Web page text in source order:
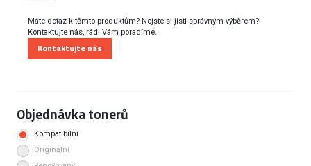
Máte dotaz k těmto produktům? Nejste si jisti správným výběrem?
Kontaktujte nás, rádi Vám poradíme.
Kontaktujte nás
Objednávka tonerů
Kompatibilní
Originální